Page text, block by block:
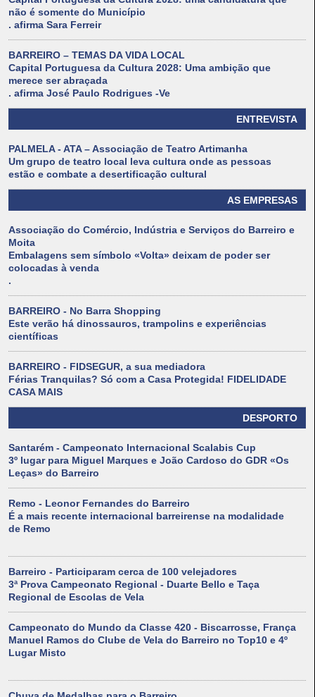
não é somente do Município
. afirma Sara Ferreir
BARREIRO – TEMAS DA VIDA LOCAL
Capital Portuguesa da Cultura 2028: Uma ambição que
merece ser abraçada
. afirma José Paulo Rodrigues -Ve
ENTREVISTA
PALMELA - ATA – Associação de Teatro Artimanha
Um grupo de teatro local leva cultura onde as pessoas
estão e combate a desertificação cultural
AS EMPRESAS
Associação do Comércio, Indústria e Serviços do Barreiro e
Moita
Embalagens sem símbolo «Volta» deixam de poder ser
colocadas à venda
.
BARREIRO - No Barra Shopping
Este verão há dinossauros, trampolins e experiências
científicas
BARREIRO - FIDSEGUR, a sua mediadora
Férias Tranquilas? Só com a Casa Protegida! FIDELIDADE
CASA MAIS
DESPORTO
Santarém - Campeonato Internacional Scalabis Cup
3º lugar para Miguel Marques e João Cardoso do GDR «Os
Leças» do Barreiro
Remo - Leonor Fernandes do Barreiro
É a mais recente internacional barreirense na modalidade
de Remo
Barreiro - Participaram cerca de 100 velejadores
3ª Prova Campeonato Regional - Duarte Bello e Taça
Regional de Escolas de Vela
Campeonato do Mundo da Classe 420 - Biscarrosse, França
Manuel Ramos do Clube de Vela do Barreiro no Top10 e 4º
Lugar Misto